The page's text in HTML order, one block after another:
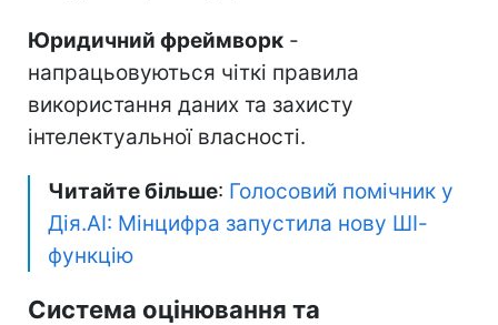
Юридичний фреймворк -
напрацьовуються чіткі правила
використання даних та захисту
інтелектуальної власності.
Читайте більше: Голосовий помічник у
Дія.AI: Мінцифра запустила нову ШІ-
функцію
Система оцінювання та